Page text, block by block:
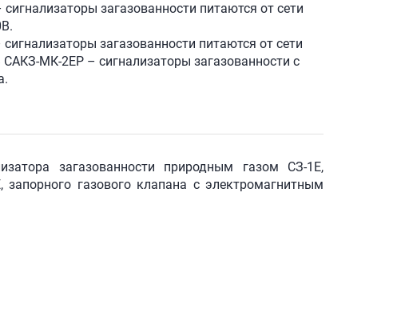
загазованности питаются от сети
загазованности питаются от сети
САКЗ-МК-2ЕР – сигнализаторы загазованности с
загазованности природным газом СЗ-1Е,
газового клапана с электромагнитным